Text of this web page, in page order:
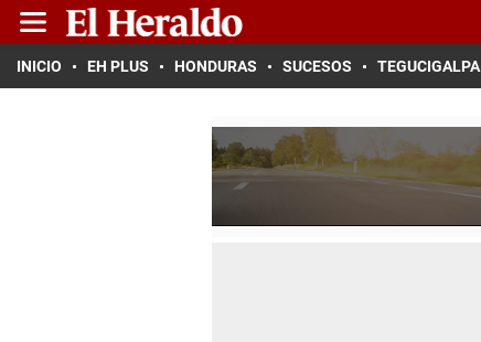
INICIO EH PLUS HONDURAS SUCESOS TEGUCIGALPA